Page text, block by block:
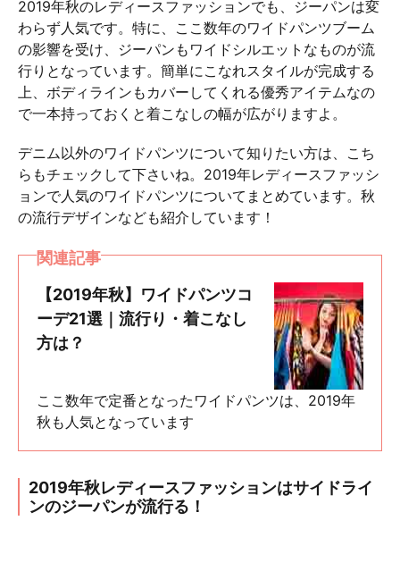
2019年秋のレディースファッションでも、ジーパンは変
わらず人気です。特に、ここ数年のワイドパンツブーム
の影響を受け、ジーパンもワイドシルエットなものが流
行りとなっています。簡単にこなれスタイルが完成する
上、ボディラインもカバーしてくれる優秀アイテムなの
で一本持っておくと着こなしの幅が広がりますよ。
デニム以外のワイドパンツについて知りたい方は、こち
らもチェックして下さいね。2019年レディースファッシ
ョンで人気のワイドパンツについてまとめています。秋
の流行デザインなども紹介しています！
関連記事
【2019年秋】ワイドパンツコ
ーデ21選｜流行り・着こなし
方は？
ここ数年で定番となったワイドパンツは、2019年
秋も人気となっています
2019年秋レディースファッションはサイドライ
ンのジーパンが流行る！